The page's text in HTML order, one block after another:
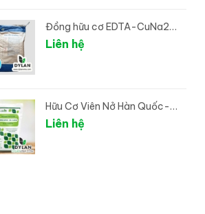
Đồng hữu cơ EDTA-CuNa2
(Đồng Chelate)
Liên hệ
Hữu Cơ Viên Nở Hàn Quốc-
ORGANIC DL LEEK
Liên hệ